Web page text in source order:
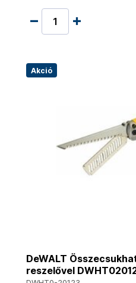
Akció
DeWALT
reszelővel